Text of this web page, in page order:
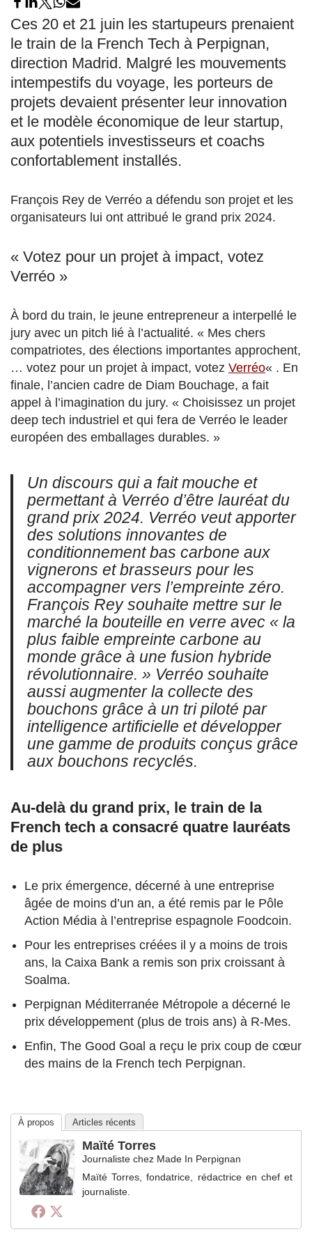
Ces 20 et 21 juin les startupeurs prenaient
le train de la French Tech à Perpignan,
direction Madrid. Malgré les mouvements
intempestifs du voyage, les porteurs de
projets devaient présenter leur innovation
et le modèle économique de leur startup,
aux potentiels investisseurs et coachs
confortablement installés.
François Rey de Verréo a défendu son projet et les
organisateurs lui ont attribué le grand prix 2024.
« Votez pour un projet à impact, votez
Verréo »
À bord du train, le jeune entrepreneur a interpellé le
jury avec un pitch lié à l’actualité. « Mes chers
compatriotes, des élections importantes approchent,
… votez pour un projet à impact, votez Verréo« . En
finale, l’ancien cadre de Diam Bouchage, a fait
appel à l’imagination du jury. « Choisissez un projet
deep tech industriel et qui fera de Verréo le leader
européen des emballages durables. »
Un discours qui a fait mouche et
permettant à Verréo d’être lauréat du
grand prix 2024. Verréo veut apporter
des solutions innovantes de
conditionnement bas carbone aux
vignerons et brasseurs pour les
accompagner vers l’empreinte zéro.
François Rey souhaite mettre sur le
marché la bouteille en verre avec « la
plus faible empreinte carbone au
monde grâce à une fusion hybride
révolutionnaire. » Verréo souhaite
aussi augmenter la collecte des
bouchons grâce à un tri piloté par
intelligence artificielle et développer
une gamme de produits conçus grâce
aux bouchons recyclés.
Au-delà du grand prix, le train de la
French tech a consacré quatre lauréats
de plus
Le prix émergence, décerné à une entreprise
âgée de moins d’un an, a été remis par le Pôle
Action Média à l’entreprise espagnole Foodcoin.
Pour les entreprises créées il y a moins de trois
ans, la Caixa Bank a remis son prix croissant à
Soalma.
Perpignan Méditerranée Métropole a décerné le
prix développement (plus de trois ans) à R-Mes.
Enfin, The Good Goal a reçu le prix coup de cœur
des mains de la French tech Perpignan.
À propos Articles récents
Maïté Torres
Journaliste chez Made In Perpignan
Maïté Torres, fondatrice, rédactrice en chef et
journaliste.